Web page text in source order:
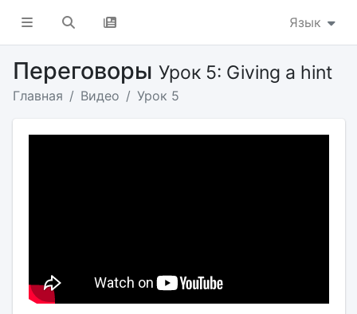
Язык
Переговоры Урок 5: Giving a hint
Главная Видео Урок 5